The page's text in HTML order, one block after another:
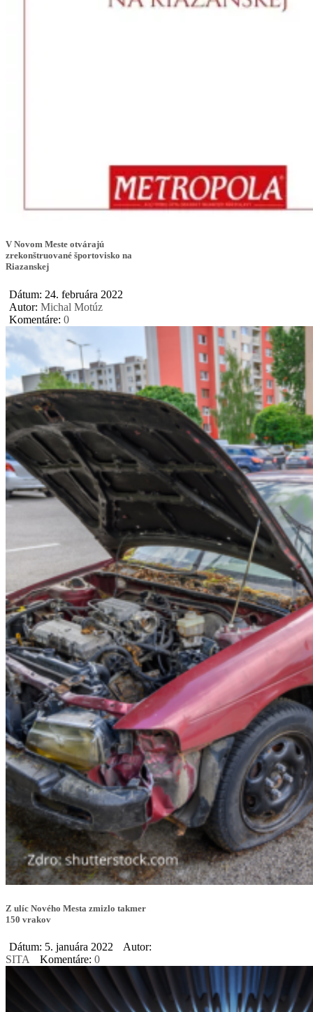
V Novom Meste otvárajú
zrekonštruované športovisko na
Riazanskej
Dátum: 24. februára 2022
Autor: Michal Motúz
Komentáre: 0
Z ulíc Nového Mesta zmizlo takmer
150 vrakov
Dátum: 5. januára 2022
Autor:
SITA
Komentáre: 0